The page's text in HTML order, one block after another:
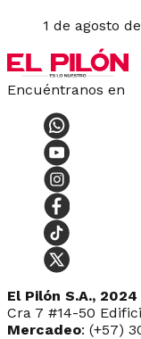
1 de agosto
Encuéntranos en
El Pilón S.A., 2024
Cra 7 #14-50
Mercadeo: (+57)